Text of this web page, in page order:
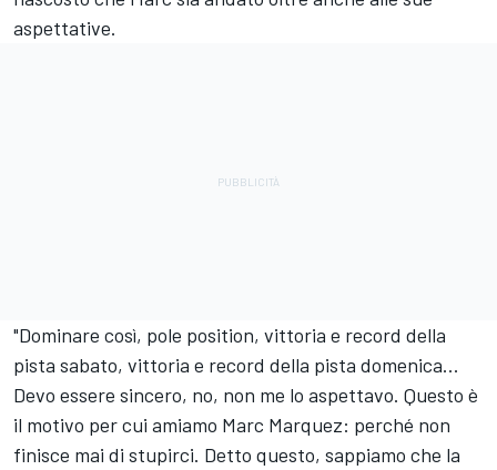
aspettative.
"Dominare così, pole position, vittoria e record della
pista sabato, vittoria e record della pista domenica...
Devo essere sincero, no, non me lo aspettavo. Questo è
il motivo per cui amiamo Marc Marquez: perché non
finisce mai di stupirci. Detto questo, sappiamo che la